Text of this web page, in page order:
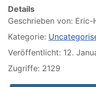
Details
Geschrieben von: Eric-
Kategorie:
Veröffentlicht: 12.
Zugriffe: 2129